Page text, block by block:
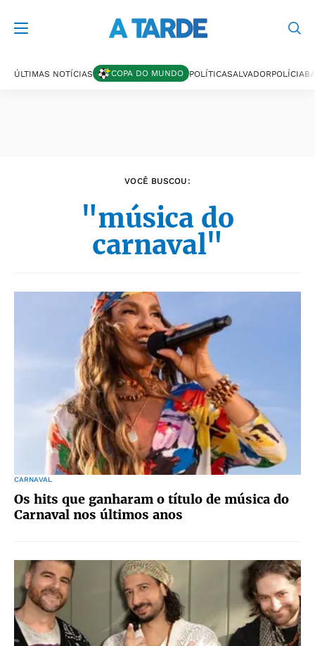
ÚLTIMAS NOTÍCIAS COPA DO MUNDO POLÍTICASALVADORPOLÍCIA
VOCÊ BUSCOU:
"música do
carnaval"
CARNAVAL
Os hits que ganharam o título de música do
Carnaval nos últimos anos